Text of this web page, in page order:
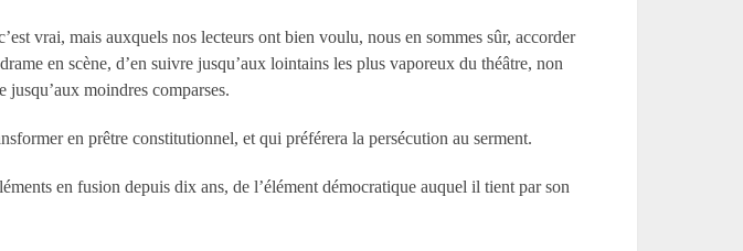
vrai, mais auxquels nos lecteurs ont bien voulu, nous en sommes sûr, accorder
en scène, d’en suivre jusqu’aux lointains les plus vaporeux du théâtre, non
jusqu’aux moindres comparses.
en prêtre constitutionnel, et qui préférera la persécution au serment.
en fusion depuis dix ans, de l’élément démocratique auquel il tient par son